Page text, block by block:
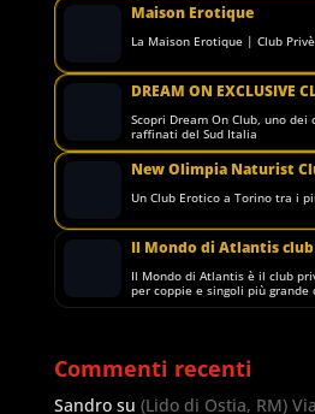
Maison Erotique
La Maison Erotique | Club
DREAM ON EXCLUSIVE
Scopri Dream On Club, uno
raffinati del Sud Italia
New Olimpia Naturist
Un Club Erotico a Torino tra i
Il Mondo di Atlantis club
Il Mondo di Atlantis è il club
per coppie e singoli più
Commenti recenti
Sandrosu (Lido di Ostia, RM)